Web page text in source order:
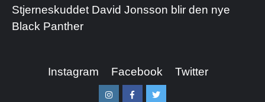
Stjerneskuddet David Jonsson blir den nye
Black Panther
Instagram Facebook Twitter